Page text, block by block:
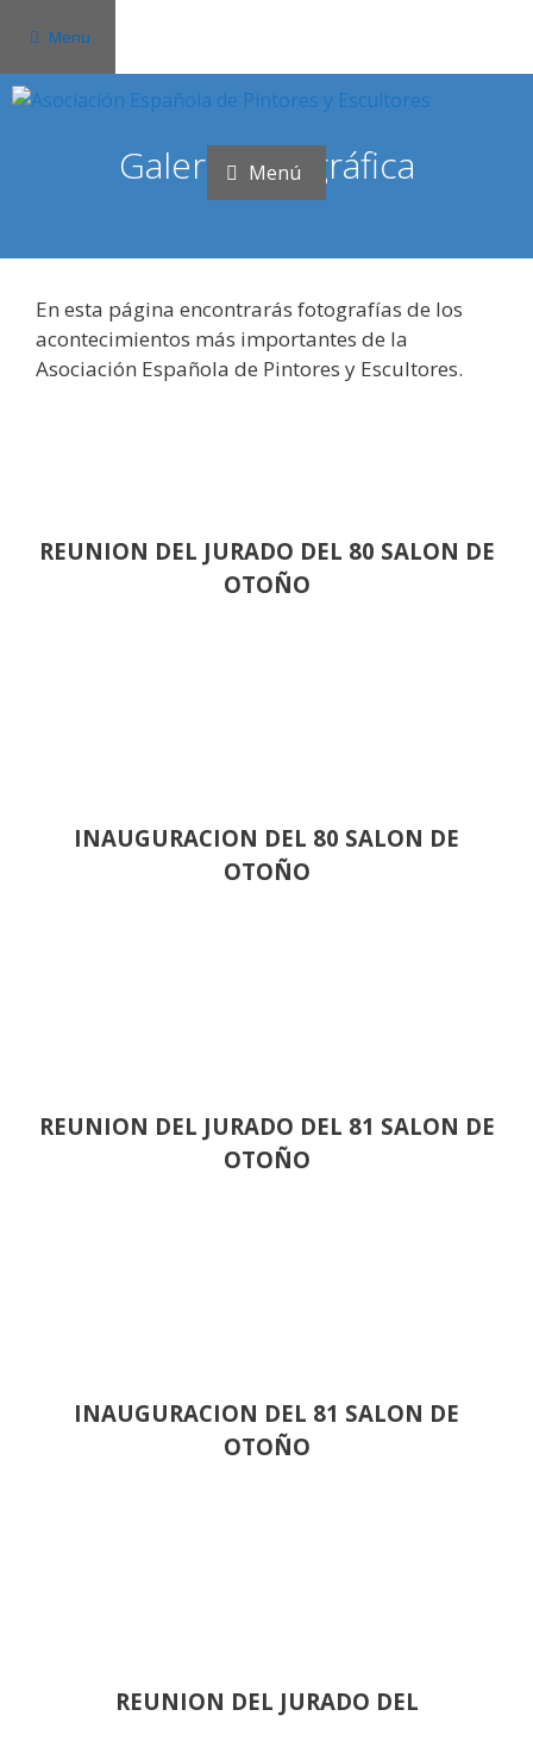
contenido
Menu
Menú
Galería fotográfica
En esta página encontrarás fotografías de los
acontecimientos más importantes de la
Asociación Española de Pintores y Escultores.
REUNION DEL JURADO DEL 80 SALON DE
OTOÑO
INAUGURACION DEL 80 SALON DE
OTOÑO
REUNION DEL JURADO DEL 81 SALON DE
OTOÑO
INAUGURACION DEL 81 SALON DE
OTOÑO
REUNION DEL JURADO DEL